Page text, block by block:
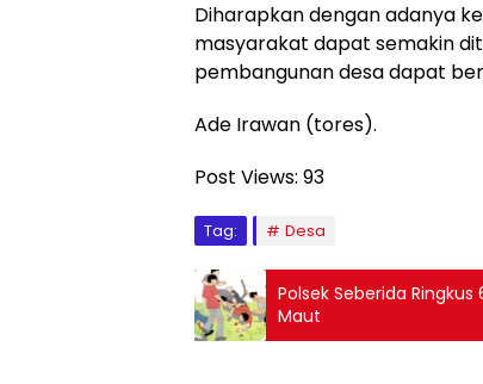
Diharapkan dengan adanya
masyarakat dapat semakin
pembangunan desa dapat
Ade Irawan (tores).
Post Views: 93
Tag: Desa
Polsek Seberida
Maut